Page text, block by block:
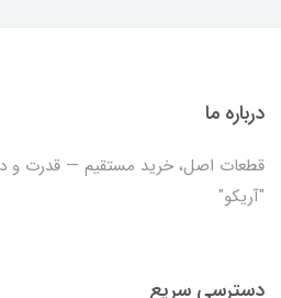
درباره ما
قطعات اصل، خرید مستقیم — قدرت و
"آریکو"
دسترسی سریع